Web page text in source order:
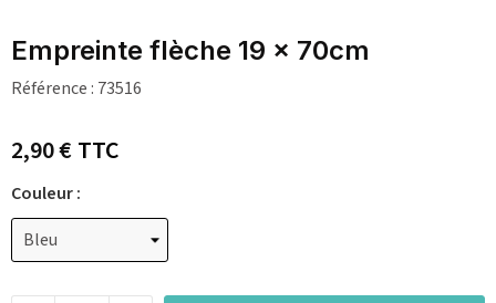
Empreinte flèche 19 x 70cm
Référence : 73516
2,90 €TTC
Couleur :